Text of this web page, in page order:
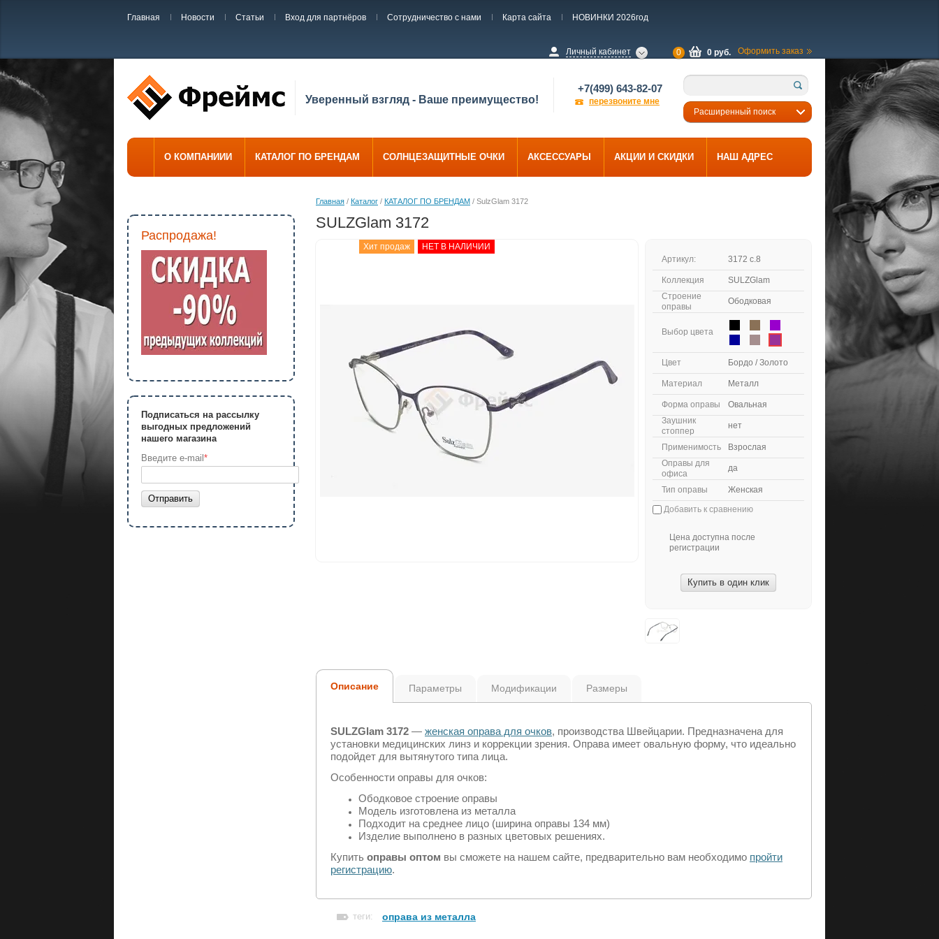
Главная Новости Статьи Вход для партнёров Сотрудничество с нами Карта сайта НОВИНКИ 2026год
Личный кабинет 0 0 руб. Оформить заказ
Уверенный взгляд - Ваше преимущество!
+7(499) 643-82-07
перезвоните мне
Расширенный поиск
О КОМПАНИИИ КАТАЛОГ ПО БРЕНДАМ СОЛНЦЕЗАЩИТНЫЕ ОЧКИ АКСЕССУАРЫ АКЦИИ И СКИДКИ НАШ АДРЕС
Распродажа!
Подписаться на рассылку
выгодных предложений
нашего магазина
Введите e-mail *
Отправить
Главная / Каталог / КАТАЛОГ ПО БРЕНДАМ / SulzGlam 3172
SULZGlam 3172
Хит продаж
НЕТ В НАЛИЧИИ
Артикул:
3172 c.8
Коллекция
SULZGlam
Строение
оправы
Ободковая
Выбор цвета
Цвет Бордо / Золото
Материал Металл
Форма оправы
Овальная
Заушник
стоппер
нет
Применимость
Взрослая
Оправы для
офиса
да
Тип оправы
Женская
Добавить к сравнению
Цена доступна после
регистрации
Купить в один клик
Описание Параметры Модификации Размеры
SULZGlam 3172 — женская оправа для очков, производства Швейцарии. Предназначена для
установки медицинских линз и коррекции зрения. Оправа имеет овальную форму, что идеально
подойдет для вытянутого типа лица.
Особенности оправы для очков:
Ободковое строение оправы
Модель изготовлена из металла
Подходит на среднее лицо (ширина оправы 134 мм)
Изделие выполнено в разных цветовых решениях.
Купить оправы оптом вы сможете на нашем сайте, предварительно вам необходимо пройти
регистрацию.
теги: оправа из металла